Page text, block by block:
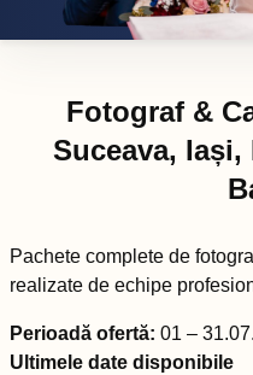
Fotograf &
Suceava,
Pachete complete de
realizate de echipe
Perioadă ofertă: 01 –
Ultimele date disponibile